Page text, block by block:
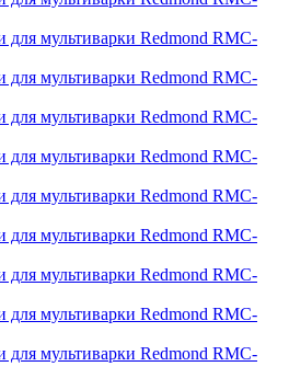
для мультиварки Redmond RMC-
для мультиварки Redmond RMC-
для мультиварки Redmond RMC-
для мультиварки Redmond RMC-
для мультиварки Redmond RMC-
для мультиварки Redmond RMC-
для мультиварки Redmond RMC-
для мультиварки Redmond RMC-
для мультиварки Redmond RMC-